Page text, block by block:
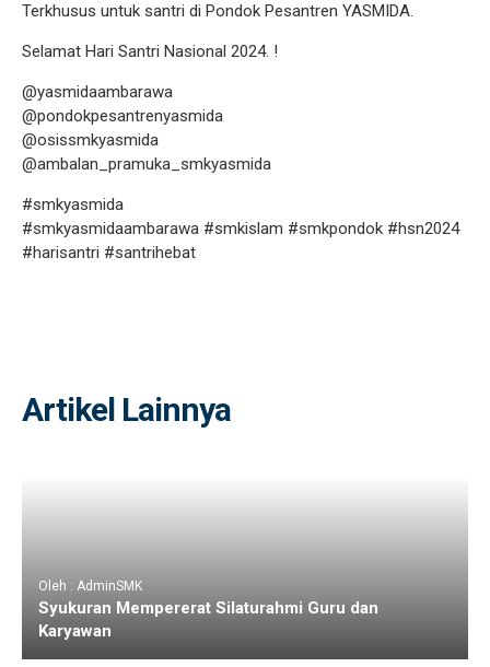
Terkhusus untuk santri di Pondok Pesantren YASMIDA.
Selamat Hari Santri Nasional 2024. !
@yasmidaambarawa
@pondokpesantrenyasmida
@osissmkyasmida
@ambalan_pramuka_smkyasmida
#smkyasmida
#smkyasmidaambarawa #smkislam #smkpondok #hsn2024
#harisantri #santrihebat
Artikel Lainnya
Oleh : AdminSMK
Syukuran Mempererat Silaturahmi Guru dan
Karyawan